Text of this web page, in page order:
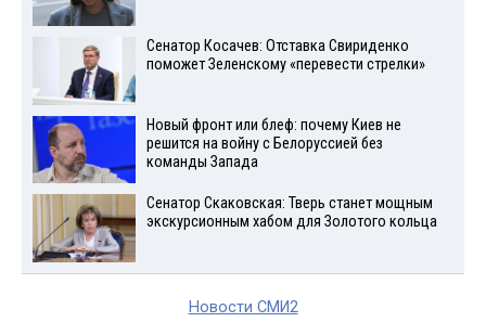
Сенатор Косачев: Отставка Свириденко
поможет Зеленскому «перевести стрелки»
Новый фронт или блеф: почему Киев не
решится на войну с Белоруссией без
команды Запада
Сенатор Скаковская: Тверь станет мощным
экскурсионным хабом для Золотого кольца
Новости СМИ2